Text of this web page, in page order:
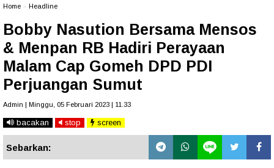
Home Headline
Bobby Nasution Bersama Mensos
& Menpan RB Hadiri Perayaan
Malam Cap Gomeh DPD PDI
Perjuangan Sumut
Admin | Minggu, 05 Februari 2023 | 11.33
bacakan stop screen
Sebarkan: